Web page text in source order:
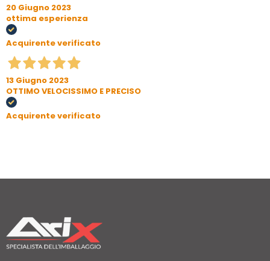
20 Giugno 2023
ottima esperienza
Acquirente verificato
13 Giugno 2023
OTTIMO VELOCISSIMO E PRECISO
Acquirente verificato